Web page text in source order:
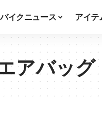
バイクニュース アイテ
アバッグ